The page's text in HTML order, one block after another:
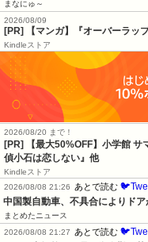
まなにゅ～
2026/08/09
[PR] 【マンガ】『オーバーラッ
Kindleストア
2026/08/20 まで！
[PR]
【最大50%OFF】小学館
偵小石は恋しない』他
Kindleストア
2026/08/08 21:26
あとで読む
中国製自動車、不具合によりド
まとめたニュース
2026/08/08 21:27
あとで読む